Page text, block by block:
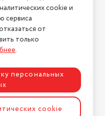
У нас есть всё!
cookie и
сервиса
от
только
.
персональных
cookie